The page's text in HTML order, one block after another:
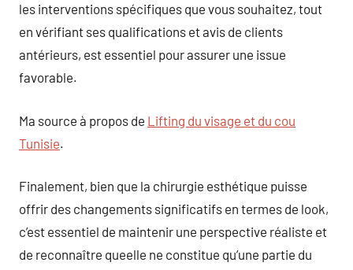
les interventions spécifiques que vous souhaitez, tout
en vérifiant ses qualifications et avis de clients
antérieurs, est essentiel pour assurer une issue
favorable.
Ma source à propos de Lifting du visage et du cou
Tunisie.
Finalement, bien que la chirurgie esthétique puisse
offrir des changements significatifs en termes de look,
c’est essentiel de maintenir une perspective réaliste et
de reconnaître queelle ne constitue qu’une partie du